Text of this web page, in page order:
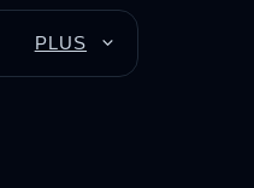
PLUS